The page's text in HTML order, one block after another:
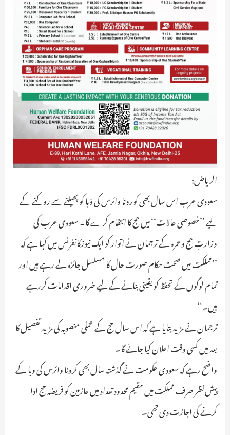
الریاض:
سعودی عرب اس سال بھی کورونا وائرس کی وَبا کو پھیلنے سے روکنے کے
لیے ’’خصوصی حالات‘‘ میں حج کا انتظام کرے گا۔ سعودی عرب کی
وزارتِ حج وعمرہ کے ترجمان نے اتوار کو ایک نیوزکانفرنس میں کہا ہے کہ
’’مملکت میں صحت حکام صورت حال کا مسلسل جائزہ لے رہے ہیں اور
تمام لوگوں کے تحفظ کو یقینی بنانے کے لیے ضروری اقدامات کررہے
ہیں۔‘‘
ترجمان نے مزید بتایا ہے کہ اس سال حج کے عملی منصوبہ کی مزید تفصیل کا
بعد میں کسی وقت اعلان کیا جائے گا۔
واضح رہے کہ سعودی حکومت نے گذشتہ سال بھی کرونا وائرس کی وبا کے
پیش نظر صرف مملکت میں مقیم محدود تعداد میں عازمین کو فریضہ حج ادا
کرنے کی اجازت دی تھی۔